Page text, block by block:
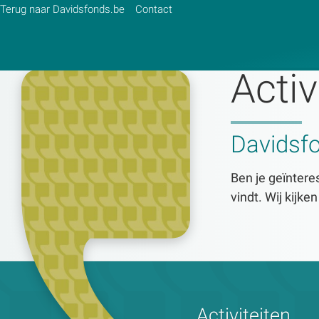
Terug naar Davidsfonds.be Contact
Ben je
vindt. Wij
Zoeken